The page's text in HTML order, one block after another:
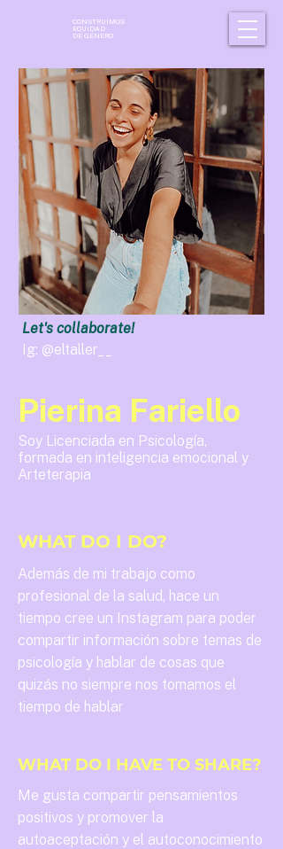
CONSTRUÍMOS
EQUIDAD
DE GÉNERO
Let's collaborate!
Ig: @eltaller__
Pierina Fariello
Soy Licenciada en Psicología,
formada en inteligencia emocional y
Arteterapia
WHAT DO I DO?
Además de mi trabajo como
profesional de la salud, hace un
tiempo cree un Instagram para poder
compartir información sobre temas de
psicología y hablar de cosas que
quizás no siempre nos tomamos el
tiempo de hablar
WHAT DO I HAVE TO SHARE?
Me gusta compartir pensamientos
positivos y promover la
autoaceptación y el autoconocimiento